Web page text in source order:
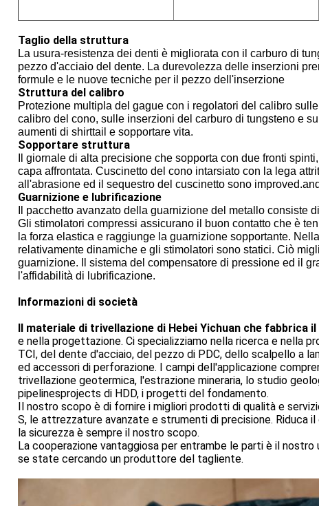
Taglio della struttura
La usura-resistenza dei denti è migliorata con il carburo di
pezzo d'acciaio del dente. La durevolezza delle inserzioni
formule e le nuove tecniche per il pezzo dell'inserzione
Struttura del calibro
Protezione multipla del gague con i regolatori del calibro
calibro del cono, sulle inserzioni del carburo di tungsteno e
aumenti di shirttail e sopportare vita.
Sopportare struttura
Il giornale di alta precisione che sopporta con due fronti
capa affrontata. Cuscinetto del cono intarsiato con la lega
all'abrasione ed il sequestro del cuscinetto sono
Guarnizione e lubrificazione
Il pacchetto avanzato della guarnizione del metallo
Gli stimolatori compressi assicurano il buon contatto che è
la forza elastica e raggiunge la guarnizione sopportante.
relativamente dinamiche e gli stimolatori sono statici. Ciò
guarnizione. Il sistema del compensatore di pressione ed il
l'affidabilità di lubrificazione.
Informazioni di società
Il materiale di trivellazione di Hebei Yichuan che fabbrica il
e nella progettazione. Ci specializziamo nella ricerca e nella
TCI, del dente d'acciaio, del pezzo di PDC, dello scalpello a
ed accessori di perforazione. I campi dell'applicazione
trivellazione geotermica, l'estrazione mineraria, lo studio
pipelinesprojects di HDD, i progetti del fondamento.
Il nostro scopo è di fornire i migliori prodotti di qualità e
S, le attrezzature avanzate e strumenti di precisione. Riduca
la sicurezza è sempre il nostro scopo.
La cooperazione vantaggiosa per entrambe le parti è il
se state cercando un produttore del tagliente.